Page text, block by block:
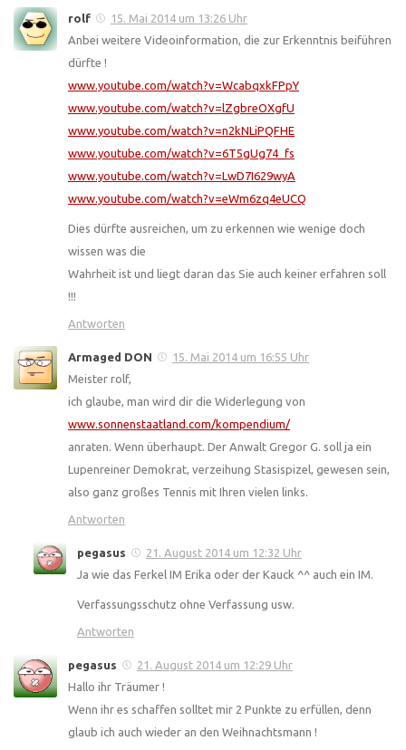
rolf
15. Mai 2014 um 13:26 Uhr
Anbei weitere Videoinformation, die zur Erkenntnis beiführen
dürfte !
www.youtube.com/watch?v=WcabqxkFPpY
www.youtube.com/watch?v=lZgbreOXgfU
www.youtube.com/watch?v=n2kNLiPQFHE
www.youtube.com/watch?v=6T5gUg74_fs
www.youtube.com/watch?v=LwD7I629wyA
www.youtube.com/watch?v=eWm6zq4eUCQ
Dies dürfte ausreichen, um zu erkennen wie wenige doch
wissen was die
Wahrheit ist und liegt daran das Sie auch keiner erfahren soll
!!!
Antworten
Armaged DON
15. Mai 2014 um 16:55 Uhr
Meister rolf,
ich glaube, man wird dir die Widerlegung von
www.sonnenstaatland.com/kompendium/
anraten. Wenn überhaupt. Der Anwalt Gregor G. soll ja ein
Lupenreiner Demokrat, verzeihung Stasispizel, gewesen sein,
also ganz großes Tennis mit Ihren vielen links.
Antworten
pegasus
21. August 2014 um 12:32 Uhr
Ja wie das Ferkel IM Erika oder der Kauck ^^ auch ein IM.
Verfassungsschutz ohne Verfassung usw.
Antworten
pegasus
21. August 2014 um 12:29 Uhr
Hallo ihr Träumer !
Wenn ihr es schaffen solltet mir 2 Punkte zu erfüllen, denn
glaub ich auch wieder an den Weihnachtsmann !